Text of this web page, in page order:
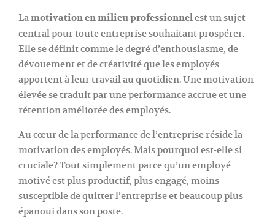
La motivation en milieu professionnelest un sujet
central pour toute entreprise souhaitant prospérer.
Elle se définit comme le degré d’enthousiasme, de
dévouement et de créativité que les employés
apportent à leur travail au quotidien. Une motivation
élevée se traduit par une performance accrue et une
rétention améliorée des employés.
Au cœur de la performance de l’entreprise réside la
motivation des employés. Mais pourquoi est-elle si
cruciale? Tout simplement parce qu’un employé
motivé est plus productif, plus engagé, moins
susceptible de quitter l’entreprise et beaucoup plus
épanoui dans son poste.